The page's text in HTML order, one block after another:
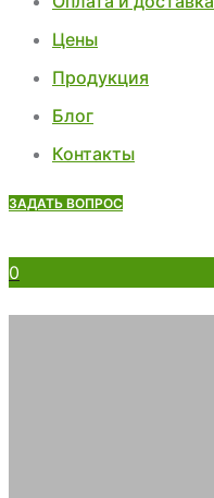
Цены
Продукция
Блог
Контакты
ЗАДАТЬ ВОПРОС
0